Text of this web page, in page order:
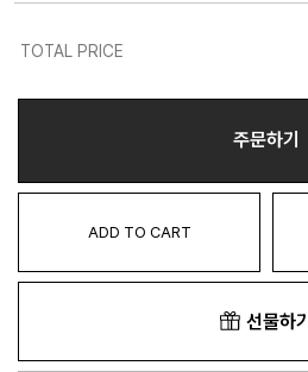
TOTAL PRICE
주문하기
ADD TO CART
선물하기